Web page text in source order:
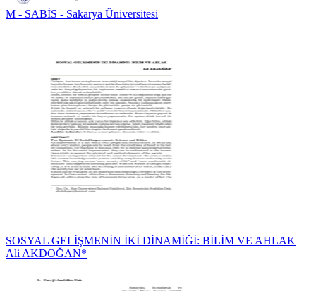
M - SABİS - Sakarya Üniversitesi
SOSYAL GELİŞMENİN İKİ DİNAMİĞİ: BİLİM VE AHLAK
Ali AKDOĞAN*